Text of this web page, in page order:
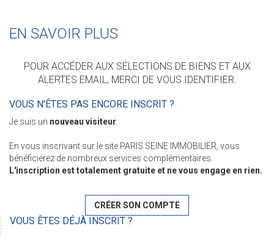
EN SAVOIR PLUS
POUR ACCÉDER AUX SÉLECTIONS DE BIENS ET AUX
ALERTES EMAIL, MERCI DE VOUS IDENTIFIER.
VOUS N'ÊTES PAS ENCORE INSCRIT ?
Je suis un nouveau visiteur
En vous inscrivant sur le site PARIS SEINE IMMOBILIER, vous
bénéficierez de nombreux services complémentaires.
L'inscription est totalement gratuite et ne vous engage en rien.
CRÉER SON COMPTE
VOUS ÊTES DÉJÀ INSCRIT ?